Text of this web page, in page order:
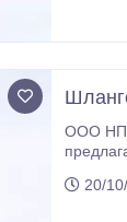
ООО НПО
20/